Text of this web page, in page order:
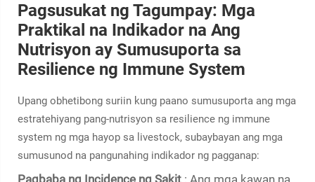
Pagsusukat ng Tagumpay: Mga
Praktikal na Indikador na Ang
Nutrisyon ay Sumusuporta sa
Resilience ng Immune System
Upang obhetibong suriin kung paano sumusuporta ang mga
estratehiyang pang-nutrisyon sa resilience ng immune
system ng mga hayop sa livestock, subaybayan ang mga
sumusunod na pangunahing indikador ng pagganap:
Pagbaba ng Incidence ng Sakit : Ang mga kawan na